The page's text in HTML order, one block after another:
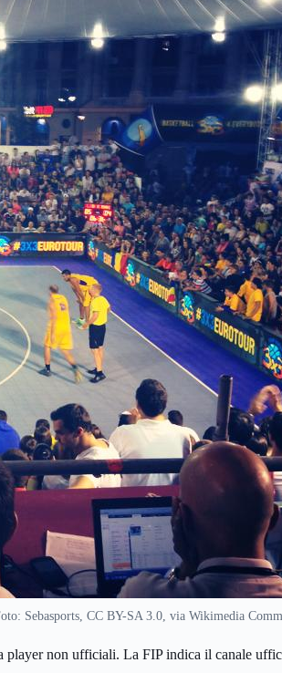
Sebasports, CC BY-SA 3.0, via Wikimedia
player non ufficiali. La FIP indica il canale